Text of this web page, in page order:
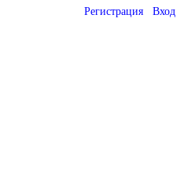
Регистрация Вход